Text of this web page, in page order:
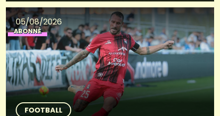
05/08/2026
ABONNÉ
FOOTBALL